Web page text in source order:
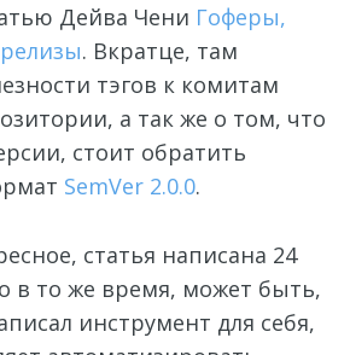
Дейва Чени Гоферы,
. Вкратце, там
тэгов к комитам
а так же о том, что
стоит обратить
SemVer 2.0.0.
статья написана 24
в то же время, может быть,
инструмент для себя,